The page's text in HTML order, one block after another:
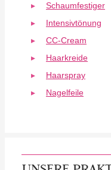
Schaumfestiger
Intensivtönung
CC-Cream
Haarkreide
Haarspray
Nagelfeile